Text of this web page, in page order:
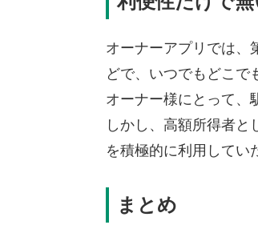
オーナーアプリでは、
どで、いつでもどこで
オーナー様にとって、
しかし、高額所得者
を積極的に利用してい
まとめ